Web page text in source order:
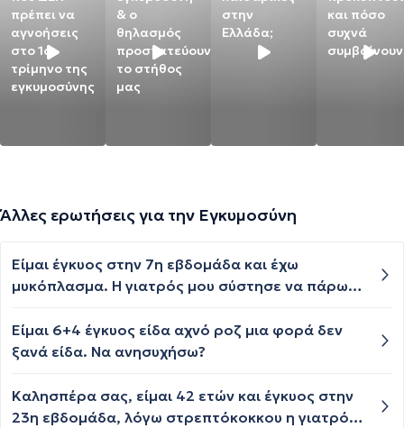
πρέπει να
αγνοήσεις
στο 1ο
τρίμηνο της
εγκυμοσύνης
& ο
θηλασμός
προστατεύουν
το στήθος
μας
στην
Ελλάδα;
και πόσο
συχνά
Άλλες ερωτήσεις για την Εγκυμοσύνη
Είμαι έγκυος στην 7η εβδομάδα και έχω
μυκόπλασμα. Η γιατρός μου σύστησε να πάρω
αποτελεσματική. Δεν υπάρχει άλλη αντιβίωση
που να είναι αποτελεσματική και να
Είμαι 6+4 έγκυος είδα αχνό ροζ μια φορά δεν
ξανά είδα. Να ανησυχήσω?
Καλησπέρα σας, είμαι 42 ετών και έγκυος στην
23η εβδομάδα, λόγω στρεπτόκοκκου η γιατρός